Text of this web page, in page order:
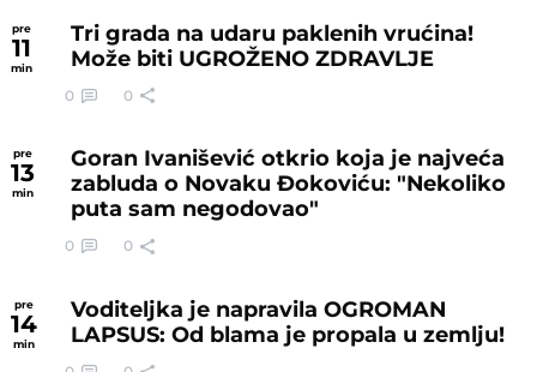
pre
11
min
Tri grada na udaru paklenih vrućina!
Može biti UGROŽENO ZDRAVLJE
0 0
pre
13
min
Goran Ivanišević otkrio koja je najveća
zabluda o Novaku Đokoviću: "Nekoliko
puta sam negodovao"
0 0
pre
14
min
Voditeljka je napravila OGROMAN
LAPSUS: Od blama je propala u zemlju!